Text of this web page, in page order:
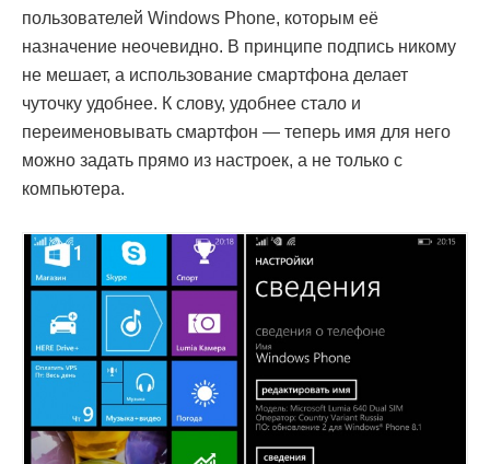
пользователей Windows Phone, которым её
назначение неочевидно. В принципе подпись никому
не мешает, а использование смартфона делает
чуточку удобнее. К слову, удобнее стало и
переименовывать смартфон — теперь имя для него
можно задать прямо из настроек, а не только с
компьютера.